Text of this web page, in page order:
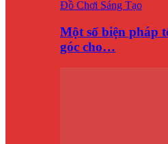
Đồ Chơi Sáng Tạo
Một số biện pháp
góc cho…